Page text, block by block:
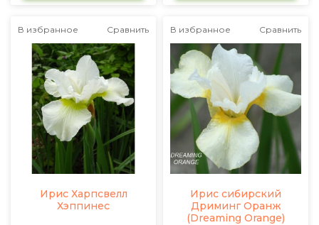
В избранное Сравнить
Ирис Харпсвелл
Хэппинес
В избранное Сравнить
Ирис сибирский
Дриминг Оранж
(Dreaming Orange)